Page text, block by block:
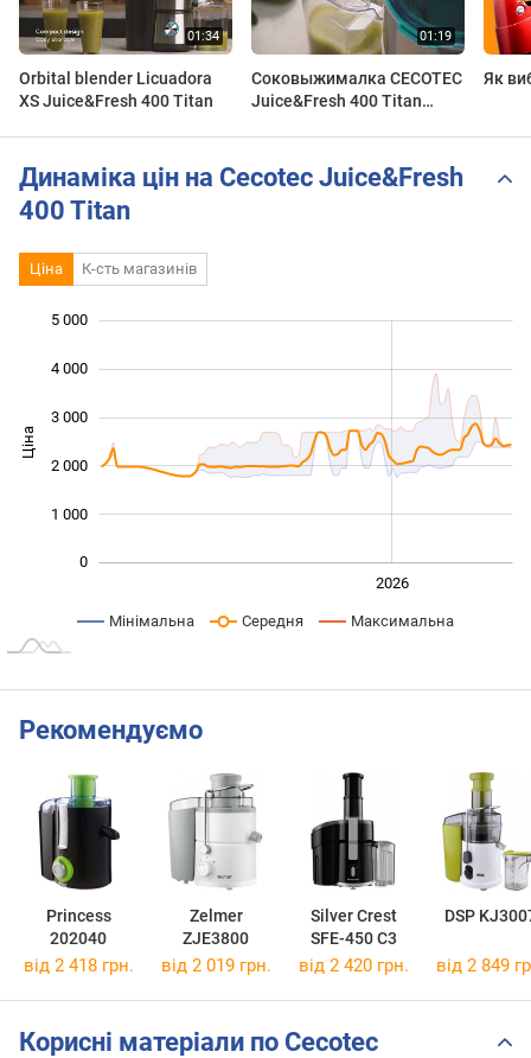
Orbital blender Licuadora
XS Juice&Fresh 400 Titan
Соковыжималка CECOTEC
Juice&Fresh 400 Titan
Як
Динаміка цін на Cecotec Juice&Fresh
400 Titan
Ціна К-сть магазинів
Ціна
0
1 000
2 000
3 000
4 000
5 000
2026
Мінімальна Середня Максимальна
Рекомендуємо
Princess
202040
Zelmer
ZJE3800
Silver Crest
SFE-450 C3
DSP
від 2 418 грн. від 2 019 грн. від 2 420 грн. від 2 849
Корисні матеріали по Cecotec